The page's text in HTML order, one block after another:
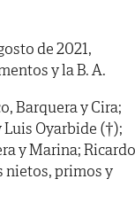
de 2021,
y la B. A.
Barquera y Cira;
Oyarbide (†);
y Marina; Ricardo
nietos, primos y